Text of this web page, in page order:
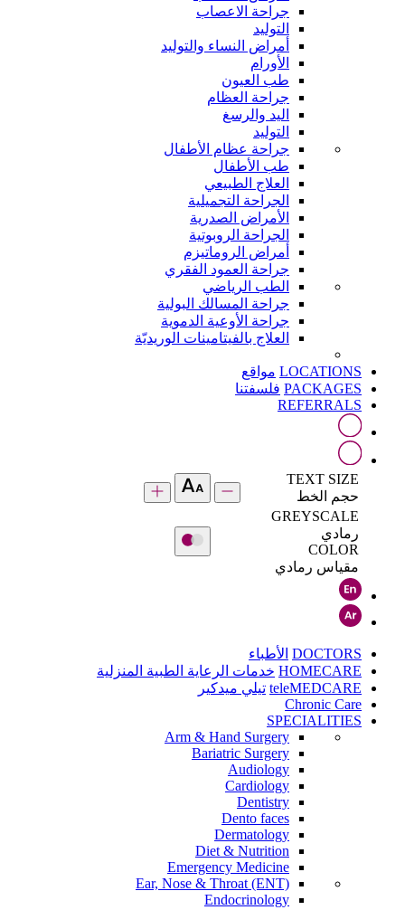
جراحة الاعصاب
التوليد
أمراض النساء والتوليد
الأورام
طب العيون
جراحة العظام
اليد والرسغ
التوليد
جراحة عظام الأطفال
طب الأطفال
العلاج الطبيعي
الجراحة التجميلية
الأمراض الصدرية
الجراحة الروبوتية
أمراض الروماتيزم
جراحة العمود الفقري
الطب الرياضي
جراحة المسالك البولية
جراحة الأوعية الدموية
العلاج بالفيتامينات الوريديّة
LOCATIONS مواقع
PACKAGES فلسفتنا
REFERRALS
TEXT SIZE
حجم الخط
GREYSCALE
رمادي
COLOR
مقياس رمادي
DOCTORS الأطباء
HOMECARE خدمات الرعاية الطبية المنزلية
teleMEDCARE تيلي ميدكير
Chronic Care
SPECIALITIES
Arm & Hand Surgery
Bariatric Surgery
Audiology
Cardiology
Dentistry
Dento faces
Dermatology
Diet & Nutrition
Emergency Medicine
Ear, Nose & Throat (ENT)
Endocrinology